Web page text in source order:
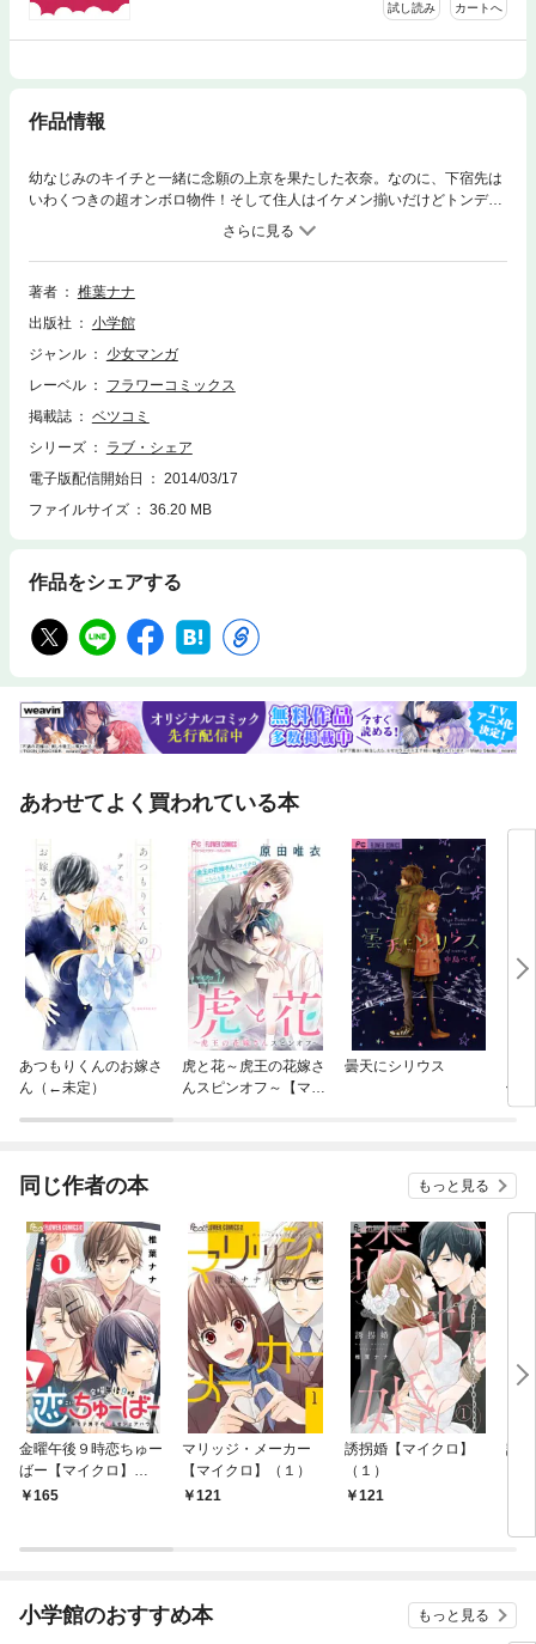
試し読み カートへ
作品情報
幼なじみのキイチと一緒に念願の上京を果たした衣奈。なのに、下宿先は
いわくつきの超オンボロ物件！そして住人はイケメン揃いだけどトンデモ
ナイやつばかり！！うまくやっていく自信をすっかりなくした衣奈だけ
ど…！？個性派イケメン男子とのオムニバスストーリー集。
著者
椎葉ナナ
出版社
小学館
ジャンル
少女マンガ
レーベル
フラワーコミックス
掲載誌
ベツコミ
シリーズ
ラブ・シェア
電子版配信開始日
2014/03/17
ファイルサイズ
36.20 MB
作品をシェアする
あわせてよく買われている本
あつもりくんのお嫁さ
ん（←未定）
虎と花～虎王の花嫁さ
んスピンオフ～【マイ
曇天にシリウス
偽
同じ作者の本 もっと見る
金曜午後９時恋ちゅー
ばー【マイクロ】
（１）
165
マリッジ・メーカー
【マイクロ】（１）
121
誘拐婚【マイクロ】
（１）
121
誘
小学館のおすすめ本 もっと見る